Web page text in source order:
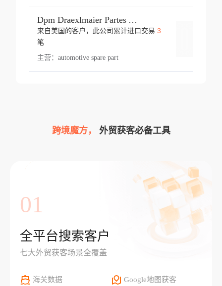
Dpm Draexlmaier Partes Automotrices Corr Ind Huejotzingo
来自美国的客户，此公司累计进口交易 3
笔
主营： automotive spare part
跨境魔方， 外贸获客必备工具
01
全平台搜索客户
七大外贸获客场景全覆盖
海关数据 Google地图获客